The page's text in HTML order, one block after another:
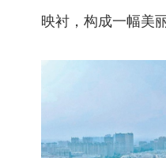
映衬，构成一幅美